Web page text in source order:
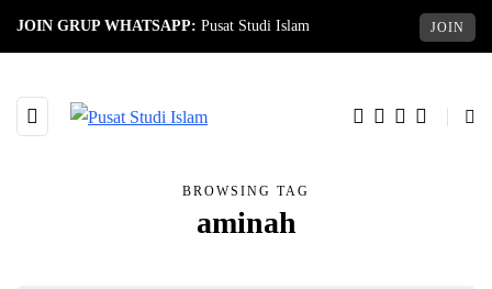
JOIN GRUP WHATSAPP: Pusat Studi Islam JOIN
BROWSING TAG
aminah